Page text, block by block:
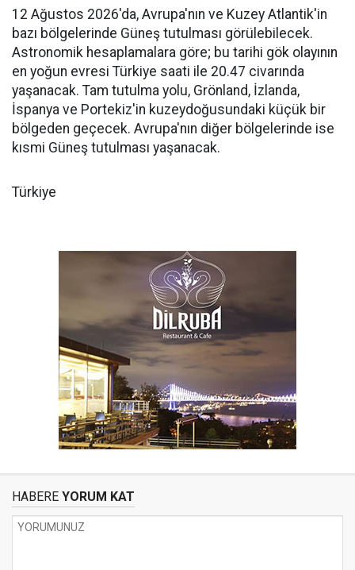
12 Ağustos 2026'da, Avrupa'nın ve Kuzey Atlantik'in
bazı bölgelerinde Güneş tutulması görülebilecek.
Astronomik hesaplamalara göre; bu tarihi gök olayının
en yoğun evresi Türkiye saati ile 20.47 civarında
yaşanacak. Tam tutulma yolu, Grönland, İzlanda,
İspanya ve Portekiz'in kuzeydoğusundaki küçük bir
bölgeden geçecek. Avrupa'nın diğer bölgelerinde ise
kısmi Güneş tutulması yaşanacak.
Türkiye
HABERE YORUM KAT